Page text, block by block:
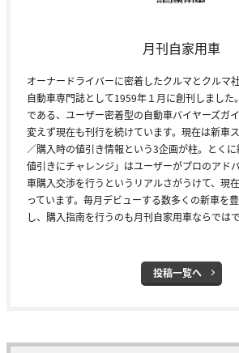
月刊自家用車
オーナードライバーに密着したクルマとクルマ
自動車専門誌として1959年１月に創刊しました
である、ユーザー密着型の自動車バイヤーズガ
変えず現在も刊行を続けています。現在は新車
／購入時の値引き情報という3企画が柱。とく
値引きにチャレンジ」はユーザーがプロのアド
車購入交渉を行うというリアルさがうけて、現
っています。毎月デビューする数多くの新車を
し、購入指南を行うのも月刊自家用車ならではで
投稿一覧へ